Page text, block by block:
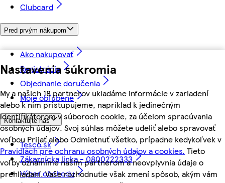
Nastavenia súkromia
My a našich 18 partnerov ukladáme informácie v zariadení
alebo k nim pristupujeme, napríklad k jedinečným
identifikátorom v súboroch cookie, za účelom spracúvania
osobných údajov. Svoj súhlas môžete udeliť alebo spravovať
voľbou Prijať alebo Odmietnuť všetko, prípadne kedykoľvek v
Pravidlách pre ochranu osobných údajov a cookies. Tieto
voľby oznámime našim partnerom a neovplyvnia údaje o
prehliadaní. Vaše rozhodnutie však zmení spôsob, akým vám
Clubcard
Pred prvým nákupom
Ako nakupovať
Registrácia
Objednanie doručenia
Moje obľúbené
Kontaktujte nás
Tesco.sk
Zákaznícka linka - 0800222333
Výber obchodu